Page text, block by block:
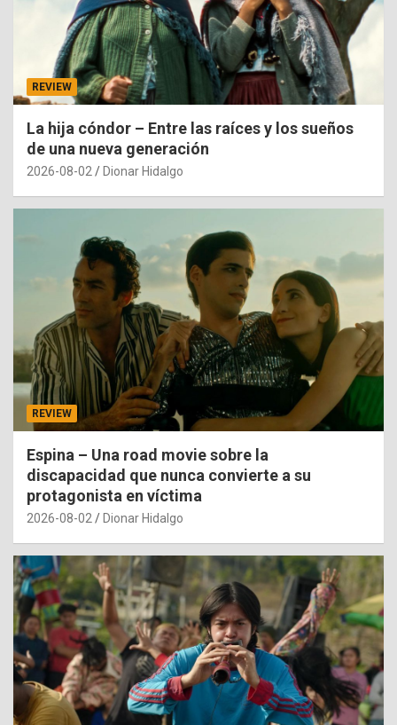
REVIEW
La hija cóndor – Entre las raíces y los sueños
de una nueva generación
2026-08-02 Dionar Hidalgo
REVIEW
Espina – Una road movie sobre la
discapacidad que nunca convierte a su
protagonista en víctima
2026-08-02 Dionar Hidalgo